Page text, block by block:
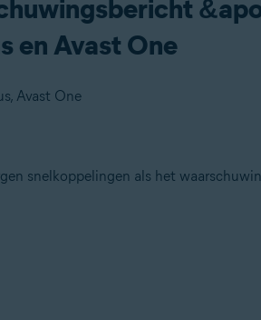
en Avast One
Avast One
snelkoppelingen als het